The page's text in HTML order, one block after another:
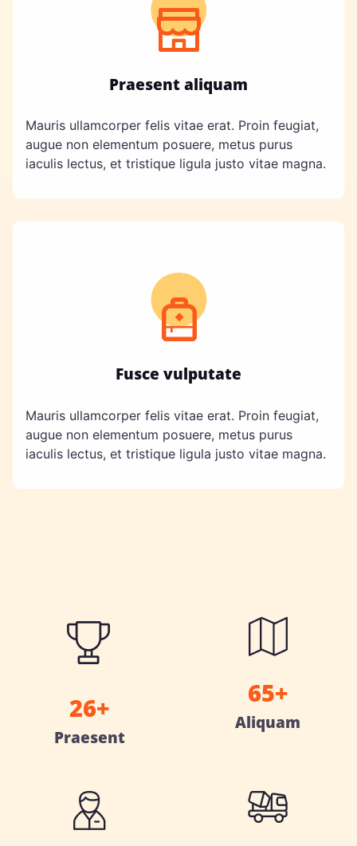
Praesent aliquam
Mauris ullamcorper felis vitae erat. Proin feugiat,
augue non elementum posuere, metus purus
iaculis lectus, et tristique ligula justo vitae magna.
Fusce vulputate
Mauris ullamcorper felis vitae erat. Proin feugiat,
augue non elementum posuere, metus purus
iaculis lectus, et tristique ligula justo vitae magna.
26+
Praesent
65+
Aliquam